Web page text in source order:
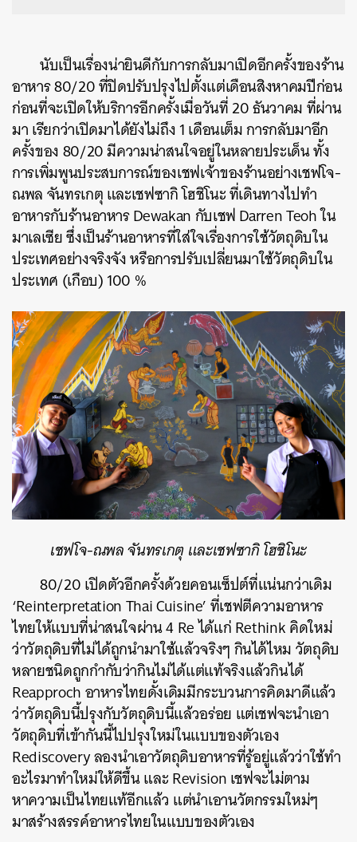
นับเป็นเรื่องน่ายินดีกับการกลับมาเปิดอีกครั้งของร้าน
อาหาร 80/20 ที่ปิดปรับปรุงไปตั้งแต่เดือนสิงหาคมปีก่อน
ก่อนที่จะเปิดให้บริการอีกครั้งเมื่อวันที่ 20 ธันวาคม ที่ผ่าน
มา เรียกว่าเปิดมาได้ยังไม่ถึง 1 เดือนเต็ม การกลับมาอีก
ครั้งของ 80/20 มีความน่าสนใจอยู่ในหลายประเด็น ทั้ง
การเพิ่มพูนประสบการณ์ของเชฟเจ้าของร้านอย่างเชฟโจ-
ณพล จันทรเกตุ และเชฟซากิ โฮชิโนะ ที่เดินทางไปทำ
อาหารกับร้านอาหาร Dewakan กับเชฟ Darren Teoh ใน
มาเลเซีย ซึ่งเป็นร้านอาหารที่ใส่ใจเรื่องการใช้วัตถุดิบใน
ประเทศอย่างจริงจัง หรือการปรับเปลี่ยนมาใช้วัตถุดิบใน
ประเทศ (เกือบ) 100 %
เชฟโจ-ณพล จันทรเกตุ และเชฟซากิ โฮชิโนะ
80/20 เปิดตัวอีกครั้งด้วยคอนเซ็ปต์ที่แน่นกว่าเดิม
‘Reinterpretation Thai Cuisine’ ที่เชฟตีความอาหาร
ไทยให้แบบที่น่าสนใจผ่าน 4 Re ได้แก่ Rethink คิดใหม่
ว่าวัตถุดิบที่ไม่ได้ถูกนำมาใช้แล้วจริงๆ กินได้ไหม วัตถุดิบ
หลายชนิดถูกกำกับว่ากินไม่ได้แต่แท้จริงแล้วกินได้
Reapproch อาหารไทยดั้งเดิมมีกระบวนการคิดมาดีแล้ว
ว่าวัตถุดิบนี้ปรุงกับวัตถุดิบนี้แล้วอร่อย แต่เชฟจะนำเอา
วัตถุดิบที่เข้ากันนี้ไปปรุงใหม่ในแบบของตัวเอง
Rediscovery ลองนำเอาวัตถุดิบอาหารที่รู้อยู่แล้วว่าใช้ทำ
อะไรมาทำใหม่ให้ดีขึ้น และ Revision เชฟจะไม่ตาม
หาความเป็นไทยแท้อีกแล้ว แต่นำเอานวัตกรรมใหม่ๆ
มาสร้างสรรค์อาหารไทยในแบบของตัวเอง